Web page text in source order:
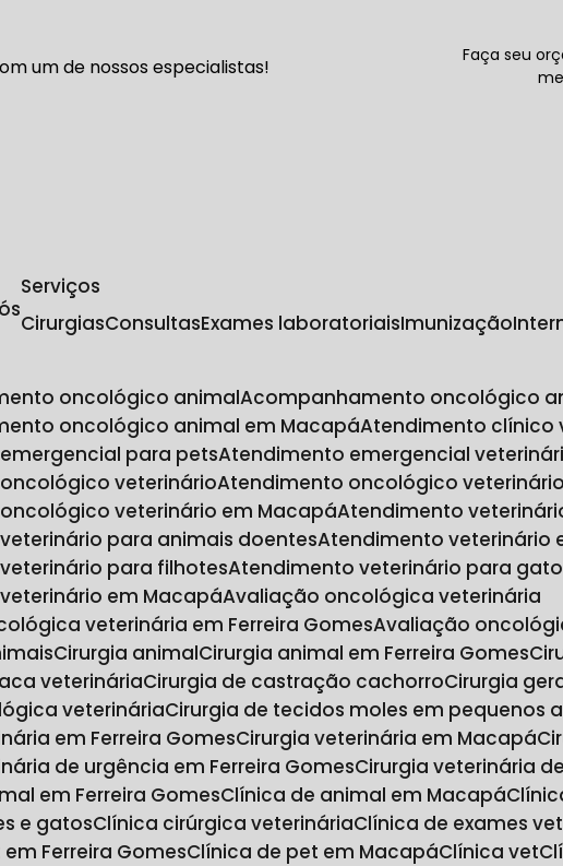
um de nossos especialistas!
Faça seu
Serviços
Cirurgias Consultas Exames laboratoriais Imunização
oncológico animal Acompanhamento oncológico
oncológico animal em Macapá Atendimento
emergencial para pets Atendimento emergencial
oncológico veterinário Atendimento oncológico
oncológico veterinário em Macapá Atendimento
veterinário para animais doentes Atendimento veterinário
veterinário para filhotes Atendimento veterinário para
veterinário em Macapá Avaliação oncológica veterinária
veterinária em Ferreira Gomes Avaliação
Cirurgia animal Cirurgia animal em Ferreira Gomes
veterinária Cirurgia de castração cachorro Cirurgia
veterinária Cirurgia de tecidos moles em pequenos
em Ferreira Gomes Cirurgia veterinária em Macapá
de urgência em Ferreira Gomes Cirurgia veterinária
em Ferreira Gomes Clínica de animal em Macapá
e gatos Clínica cirúrgica veterinária Clínica de exames
em Ferreira Gomes Clínica de pet em Macapá Clínica vet